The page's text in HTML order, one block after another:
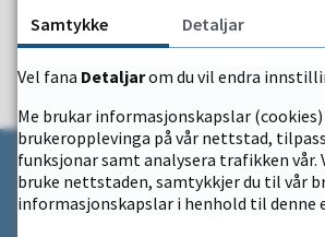
JA NEI
Kontakt
Samtykke Detaljar
Vel fana Detaljarom du vil endra
Me brukar informasjonskapslar
brukeropplevinga på vår nettstad,
funksjonar samt analysera trafikken vår.
bruke nettstaden, samtykkjer du til vår
informasjonskapslar i henhold til denne